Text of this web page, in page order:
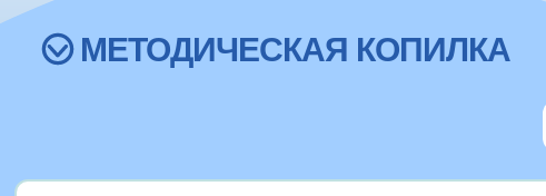
МЕТОДИЧЕСКАЯ КОПИЛКА